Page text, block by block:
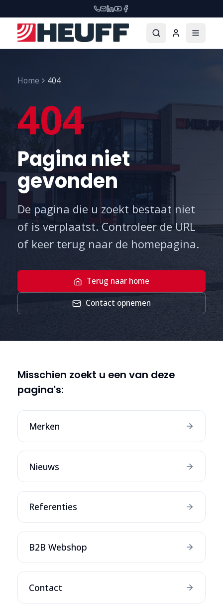
Home 404
404
Pagina niet
gevonden
De pagina die u zoekt bestaat niet
of is verplaatst. Controleer de URL
of keer terug naar de homepagina.
Terug naar home
Contact opnemen
Misschien zoekt u een van deze
pagina's:
Merken
Nieuws
Referenties
B2B Webshop
Contact